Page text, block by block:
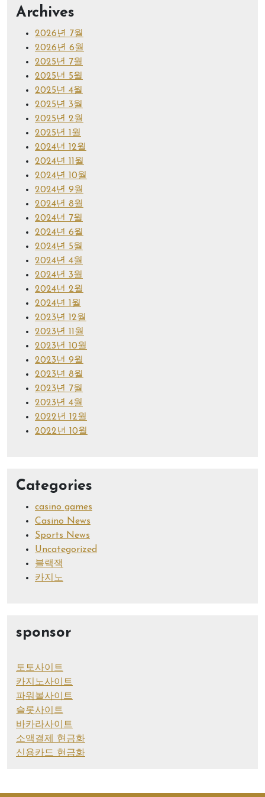
Archives
2026년 7월
2026년 6월
2025년 7월
2025년 5월
2025년 4월
2025년 3월
2025년 2월
2025년 1월
2024년 12월
2024년 11월
2024년 10월
2024년 9월
2024년 8월
2024년 7월
2024년 6월
2024년 5월
2024년 4월
2024년 3월
2024년 2월
2024년 1월
2023년 12월
2023년 11월
2023년 10월
2023년 9월
2023년 8월
2023년 7월
2023년 4월
2022년 12월
2022년 10월
Categories
casino games
Casino News
Sports News
Uncategorized
블랙잭
카지노
sponsor
토토사이트
카지노사이트
파워볼사이트
슬롯사이트
바카라사이트
소액결제 현금화
신용카드 현금화